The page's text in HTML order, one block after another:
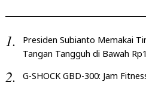
Presiden Subianto Memakai
Tangan Tangguh di Bawah
G-SHOCK GBD-300: Jam